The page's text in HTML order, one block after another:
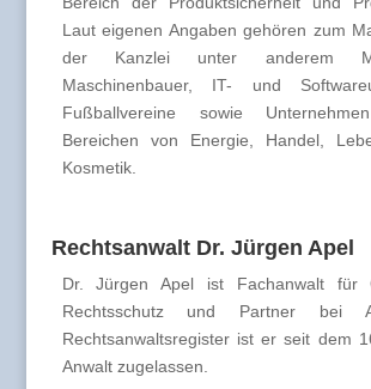
Laut eigenen Angaben gehören zum
der Kanzlei unter anderem
Maschinenbauer, IT- und
Fußballvereine sowie
Bereichen von Energie, Handel,
Kosmetik.
Rechtsanwalt Dr. Jürgen Apel
Dr. Jürgen Apel ist Fachanwalt für
Rechtsschutz und Partner bei
Rechtsanwaltsregister ist er seit dem
Anwalt zugelassen.